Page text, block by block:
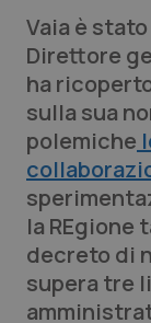
Lettere al
Edizioni
QS Pro
Abruzzo
Basilicata
QS Pro
Artrite &
QS Club
Vaia è
Direttore
ha
sulla sua
polemiche
la REgione
decreto di
supera tre